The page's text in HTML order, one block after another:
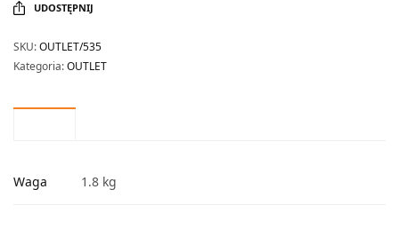
UDOSTĘPNIJ
SKU:OUTLET/535
Kategoria:OUTLET
Waga 1.8 kg